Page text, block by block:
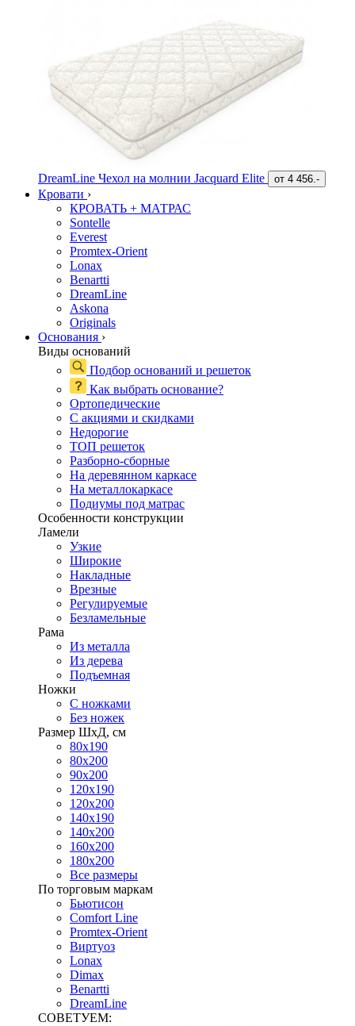
DreamLine Чехол на молнии Jacquard Elite от 4 456.-
Кровати ›
КРОВАТЬ + МАТРАС
Sontelle
Everest
Promtex-Orient
Lonax
Benartti
DreamLine
Askona
Originals
Основания ›
Виды оснований
Подбор оснований и решеток
Как выбрать основание?
Ортопедические
С акциями и скидками
Недорогие
ТОП решеток
Разборно-сборные
На деревянном каркасе
На металлокаркасе
Подиумы под матрас
Особенности конструкции
Ламели
Узкие
Широкие
Накладные
Врезные
Регулируемые
Безламельные
Рама
Из металла
Из дерева
Подъемная
Ножки
С ножками
Без ножек
Размер ШхД, см
80х190
80х200
90х200
120х190
120х200
140х190
140х200
160х200
180х200
Все размеры
По торговым маркам
Бьютисон
Comfort Line
Promtex-Orient
Виртуоз
Lonax
Dimax
Benartti
DreamLine
СОВЕТУЕМ: